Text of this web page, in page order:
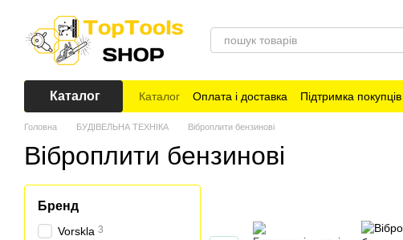
Каталог Каталог Оплата і доставка Підтримка покупців
Головна БУДІВЕЛЬНА ТЕХНІКА Віброплити бензинові
Віброплити бензинові
Бренд
Vorskla 3